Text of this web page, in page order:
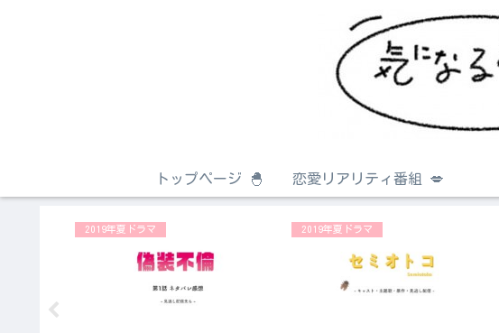
トップページ 🐣 恋愛リアリティ番組 💋
2019年夏ドラマ 2019年夏ドラマ